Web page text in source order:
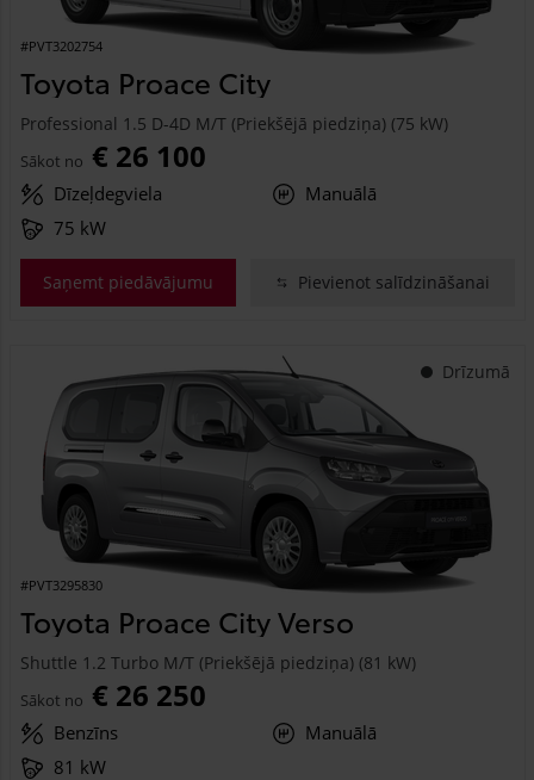
#PVT3202754
Toyota Proace City
Professional 1.5 D-4D M/T (Priekšējā piedziņa) (75 kW)
Sākot no € 26 100
Dīzeļdegviela
Manuālā
75 kW
Saņemt piedāvājumu Pievienot salīdzināšanai
Drīzumā
#PVT3295830
Toyota Proace City Verso
Shuttle 1.2 Turbo M/T (Priekšējā piedziņa) (81 kW)
Sākot no € 26 250
Benzīns
Manuālā
81 kW